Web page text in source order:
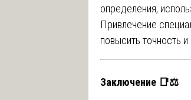
определения,
Привлечение
повысить точность
Заключение 📑⚖️